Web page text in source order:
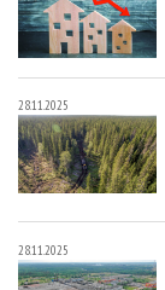
28.11.2025
28.11.2025